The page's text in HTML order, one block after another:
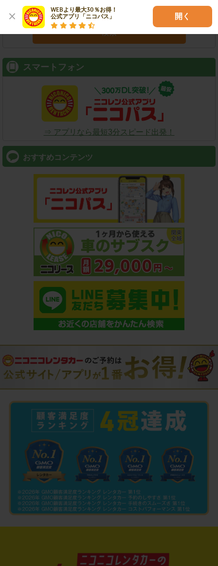
WEBより最大30％お得！
公式アプリ「ニコパス」
開く
検索
スマートフォン
⇒ アプリなら最短3分スピード出発！
おすすめコンテンツ